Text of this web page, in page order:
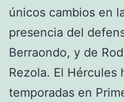
únicos cambios en
presencia del
Berraondo, y de
Rezola. El Hércules
temporadas en